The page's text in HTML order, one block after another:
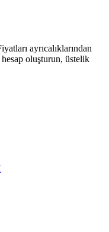
ayrıcalıklarından
oluşturun, üstelik